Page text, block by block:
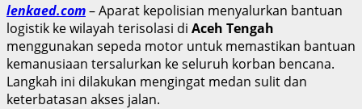
lenkaed.com– Aparat kepolisian menyalurkan bantuan
logistik ke wilayah terisolasi di Aceh Tengah
menggunakan sepeda motor untuk memastikan bantuan
kemanusiaan tersalurkan ke seluruh korban bencana.
Langkah ini dilakukan mengingat medan sulit dan
keterbatasan akses jalan.